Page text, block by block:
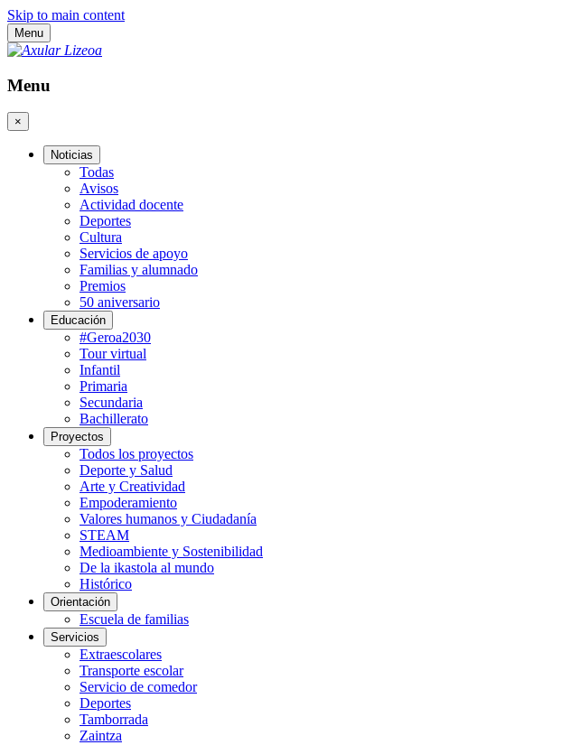
Skip to main content
Menu
Menu
×
Noticias
Todas
Avisos
Actividad docente
Deportes
Cultura
Servicios de apoyo
Familias y alumnado
Premios
50 aniversario
Educación
#Geroa2030
Tour virtual
Infantil
Primaria
Secundaria
Bachillerato
Proyectos
Todos los proyectos
Deporte y Salud
Arte y Creatividad
Empoderamiento
Valores humanos y Ciudadanía
STEAM
Medioambiente y Sostenibilidad
De la ikastola al mundo
Histórico
Orientación
Escuela de familias
Servicios
Extraescolares
Transporte escolar
Servicio de comedor
Deportes
Tamborrada
Zaintza